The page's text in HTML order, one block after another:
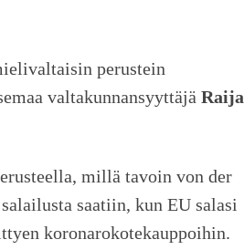
perustein
valtakunnansyyttäjä Raija
millä tavoin von der
saatiin, kun EU salasi
koronarokotekauppoihin.